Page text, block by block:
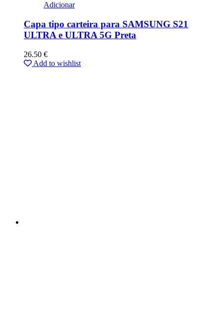
Adicionar
Capa tipo carteira para SAMSUNG S21
ULTRA e ULTRA 5G Preta
26.50 €
Add to wishlist